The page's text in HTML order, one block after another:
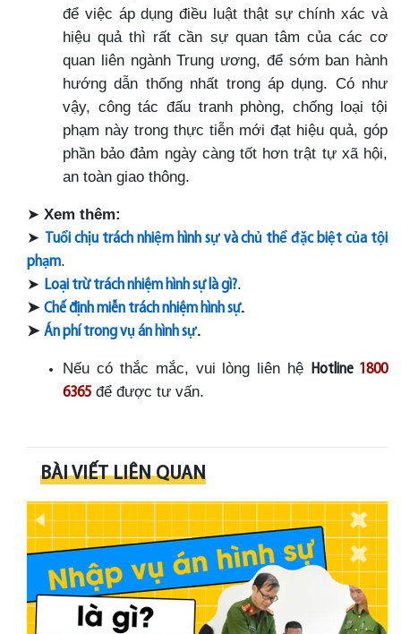
để việc áp dụng điều luật thật sự chính xác và
hiệu quả thì rất cần sự quan tâm của các cơ
quan liên ngành Trung ương, để sớm ban hành
hướng dẫn thống nhất trong áp dụng. Có như
vậy, công tác đấu tranh phòng, chống loại tội
phạm này trong thực tiễn mới đạt hiệu quả, góp
phần bảo đảm ngày càng tốt hơn trật tự xã hội,
an toàn giao thông.
➤ Xem thêm:
➤ Tuổi chịu trách nhiệm hình sựvà chủ thể đặc biệt của tội
phạm.
➤ Loại trừ trách nhiệm hình sự là gì?.
➤ Chế định miễn trách nhiệm hình sự.
➤ Án phí trong vụán hình sự.
Nếu có thắc mắc, vui lòng liên hệ Hotline 1800
6365 để được tư vấn.
BÀI VIẾT LIÊN QUAN